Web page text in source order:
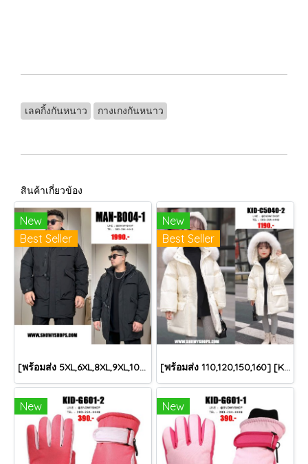
เลคกิ้งกันหนาว กางเกงกันหนาว
สินค้าเกี่ยวข้อง
New
Best Seller
[พร้อมส่ง 5XL,6XL,8XL,9XL,10XL] [Man-B004-1] Down Jackets BigSize เสื้อโค้ทขนเป็ดกันหนาวสีดำชายไซด์ใหญ่ มีหมวกฮู้ด ซิปด้านหน้า กันน้ำ ใส่กันหนาวติดลบได้อย่างดี
New
Best Seller
[พร้อมส่ง 110,120,150,160] [KID-C5040-2] เสื้อโค้ทกันหนาวเด็กขนเป็ดสีขาว แขนยาว มีกระเป๋าสองข้าง แบบซิปด้านหน้า หมวกฮู้ดติดเฟอร์ฟรุ้งฟริ้งใส่ติดลบกันหนาว เล่นหิมะได้ค่ะ
New New